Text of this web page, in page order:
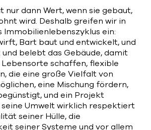
nur dann Wert, wenn sie gebaut,
wird. Deshalb greifen wir in
Immobilienlebenszyklus ein:
Bart baut und entwickelt, und
belebt das Gebäude, damit
schaffen, flexible
die eine große Vielfalt von
eine Mischung fördern,
und ein Projekt
Umwelt wirklich respektiert
seiner Hülle, die
seiner Systeme und vor allem